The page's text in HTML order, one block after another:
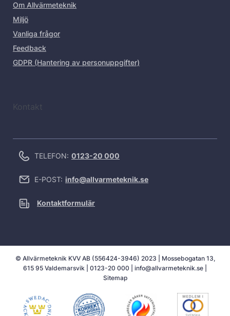
Om Allvärmeteknik
Miljö
Vanliga frågor
Feedback
GDPR (Hantering av personuppgifter)
Kontakt
TELEFON: 0123-20 000
E-POST: info@allvarmeteknik.se
Kontaktformulär
© Allvärmeteknik KVV AB (556424-3946) 2023 | Mossebogatan 13,
615 95 Valdemarsvik | 0123-20 000 info@allvarmeteknik.se
Sitemap